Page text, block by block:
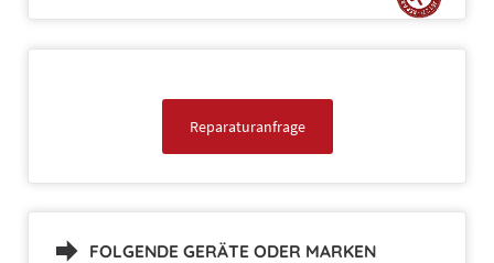
Reparaturanfrage
FOLGENDE GERÄTE ODER MARKEN